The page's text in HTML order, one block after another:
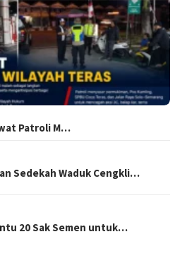
Patroli M…
Sedekah Waduk Cengkli…
20 Sak Semen untuk…